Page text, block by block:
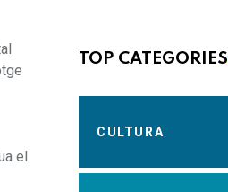
el
TOP CATEGORIES
CULTURA